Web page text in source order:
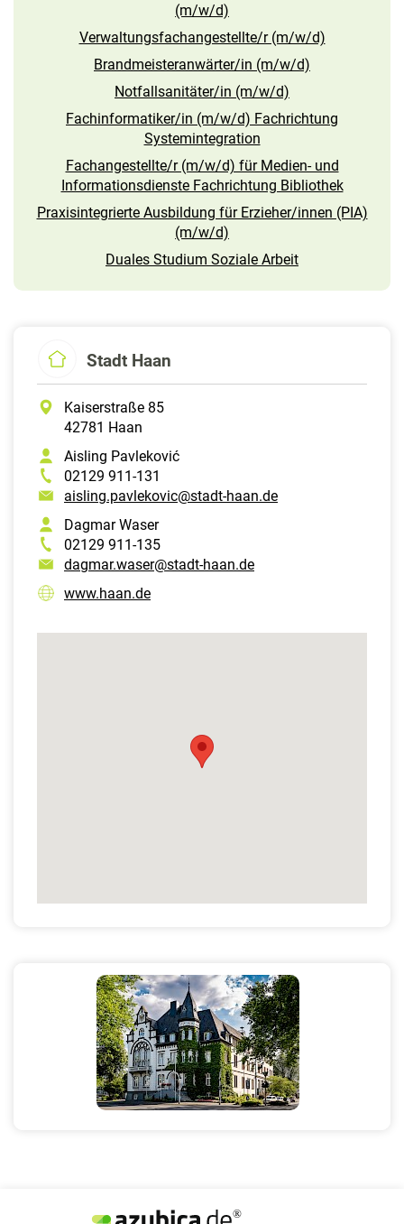
(m/w/d)
Verwaltungsfachangestellte/r (m/w/d)
Brandmeisteranwärter/in (m/w/d)
Notfallsanitäter/in (m/w/d)
Fachinformatiker/in (m/w/d) Fachrichtung
Systemintegration
Fachangestellte/r (m/w/d) für Medien- und
Informationsdienste Fachrichtung Bibliothek
Praxisintegrierte Ausbildung für Erzieher/innen (PIA)
(m/w/d)
Duales Studium Soziale Arbeit
Stadt Haan
Kaiserstraße 85
42781 Haan
Aisling Pavleković
02129 911-131
aisling.pavlekovic@stadt-haan.de
Dagmar Waser
02129 911-135
dagmar.waser@stadt-haan.de
www.haan.de